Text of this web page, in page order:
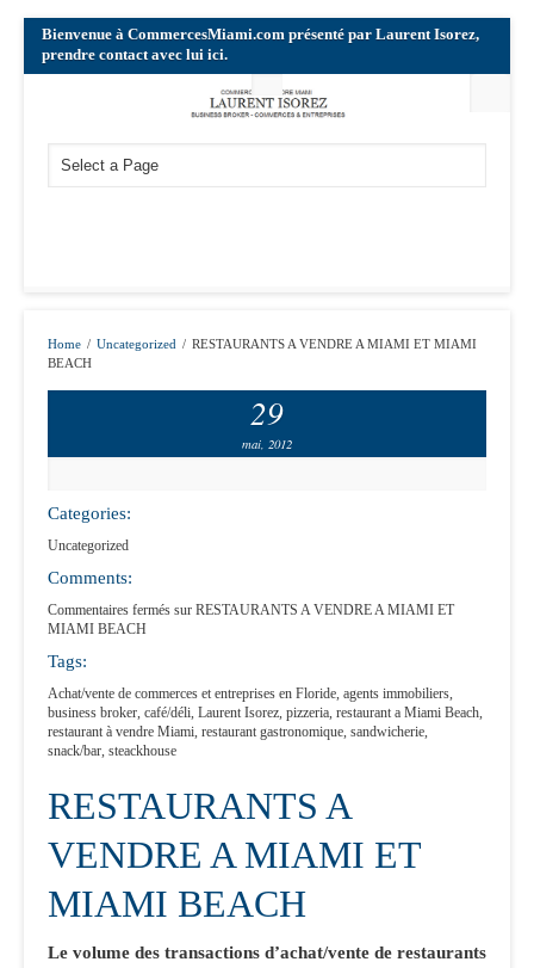
Bienvenue à CommercesMiami.com présenté par Laurent Isorez,
prendre contact avec lui ici.
Home / Uncategorized / RESTAURANTS A VENDRE A MIAMI ET MIAMI
BEACH
29
mai, 2012
Categories:
Uncategorized
Comments:
Commentaires fermés sur RESTAURANTS A VENDRE A MIAMI ET
MIAMI BEACH
Tags:
Achat/vente de commerces et entreprises en Floride, agents immobiliers,
business broker, café/déli, Laurent Isorez, pizzeria, restaurant a Miami Beach,
restaurant à vendre Miami, restaurant gastronomique, sandwicherie,
snack/bar, steackhouse
RESTAURANTS A
VENDRE A MIAMI ET
MIAMI BEACH
Le volume des transactions d’achat/vente de restaurants